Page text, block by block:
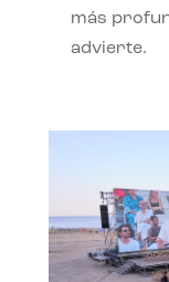
más
advierte.